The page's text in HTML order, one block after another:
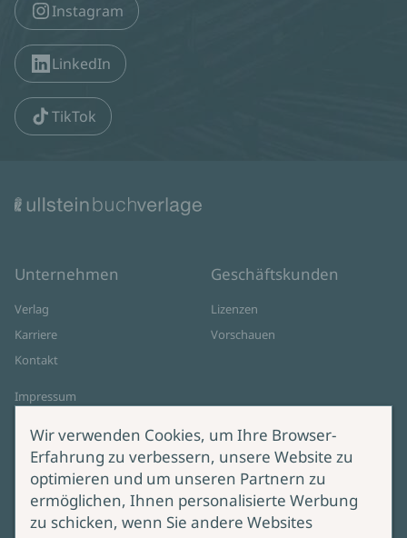
Instagram
LinkedIn
TikTok
Unternehmen
Verlag
Karriere
Kontakt
Impressum
Cookie-Einstellungen
AGB Online Shop
Geschäftskunden
Lizenzen
Vorschauen
Service Produktsicherheit
Wir verwenden Cookies, um Ihre Browser-
Erfahrung zu verbessern, unsere Website zu
optimieren und um unseren Partnern zu
ermöglichen, Ihnen personalisierte Werbung
zu schicken, wenn Sie andere Websites